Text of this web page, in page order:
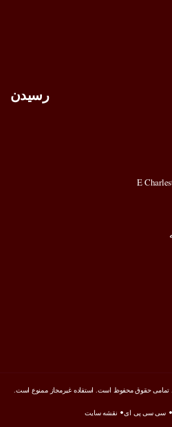
رسیدن
سی سی پی ای نقشه سایت